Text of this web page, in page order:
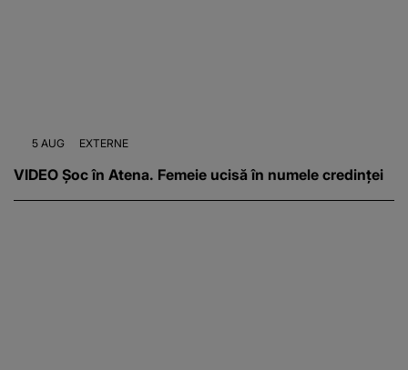
5 AUG EXTERNE
VIDEO Șoc în Atena. Femeie ucisă în numele credinței